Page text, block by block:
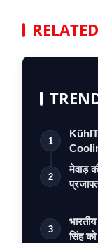
RELATED
1
2
मेवाड़
3
सिंह